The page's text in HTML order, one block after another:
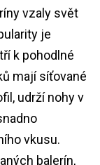
vzaly svět
je
k pohodlné
mají síťované
udrží nohy v
vkusu.
balerín,